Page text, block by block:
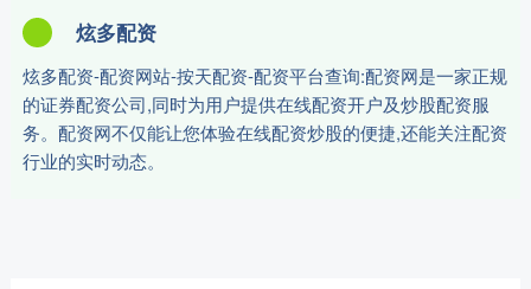
炫多配资
炫多配资-配资网站-按天配资-配资平台查询:配资网是一家正规
的证券配资公司,同时为用户提供在线配资开户及炒股配资服
务。配资网不仅能让您体验在线配资炒股的便捷,还能关注配资
行业的实时动态。